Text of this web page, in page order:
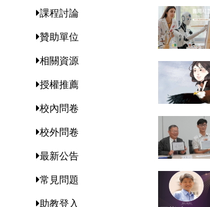
課程討論
贊助單位
相關資源
授權推薦
校內問卷
校外問卷
最新公告
常見問題
助教登入